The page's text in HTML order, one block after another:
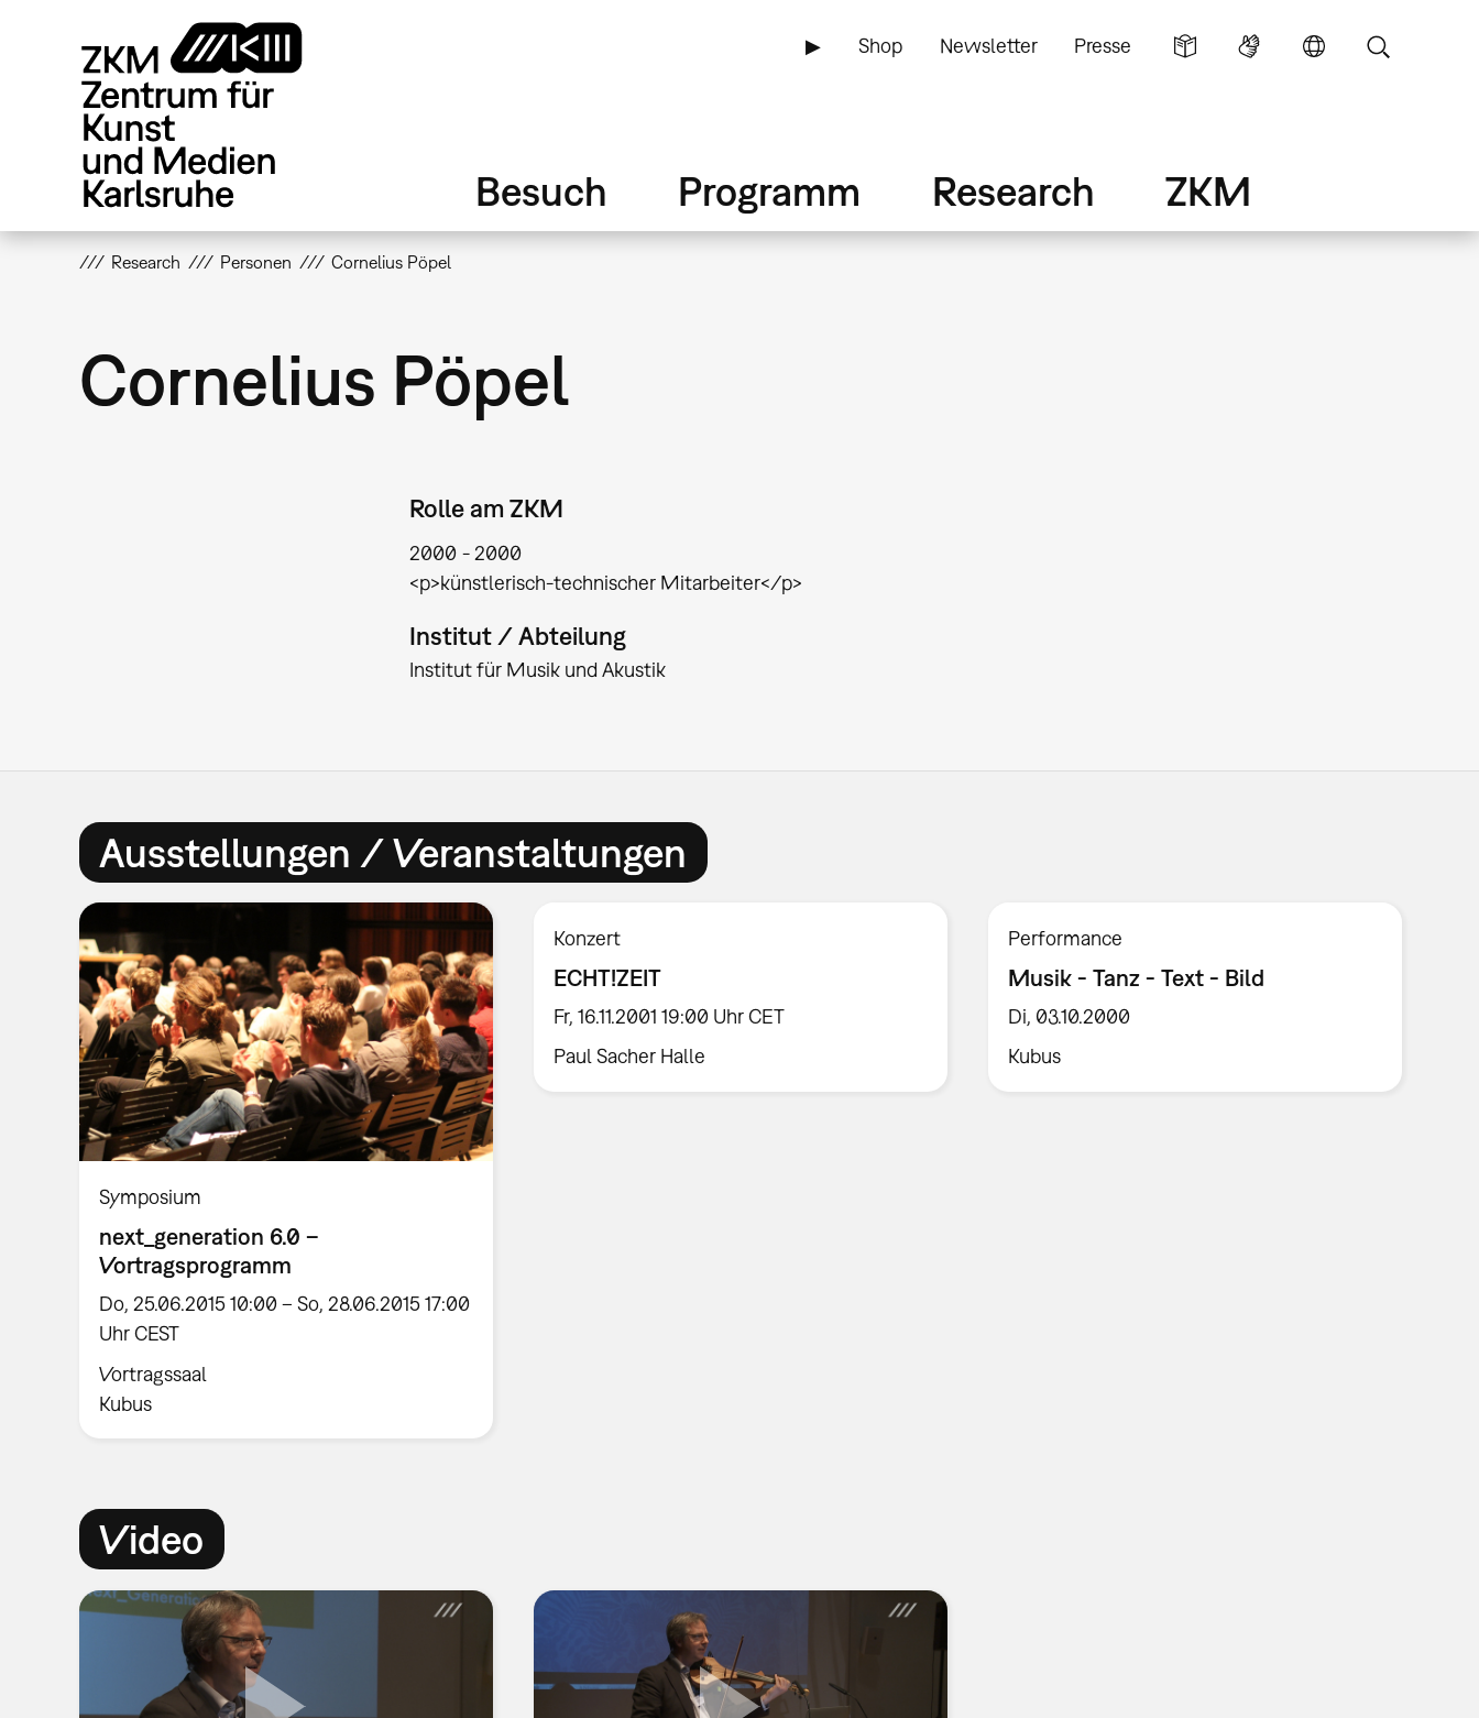
▶ Shop Newsletter Presse
Besuch Programm Research ZKM
Research Personen Cornelius Pöpel
Cornelius Pöpel
Rolle am ZKM
2000
2000
<p>künstlerisch-technischer Mitarbeiter</p>
Institut / Abteilung
Institut für Musik und Akustik
Ausstellungen / Veranstaltungen
Symposium
next_generation 6.0 –
Vortragsprogramm
Do, 25.06.2015 10:00 – So, 28.06.2015 17:00
Uhr CEST
Vortragssaal
Kubus
Konzert
ECHT!ZEIT
Fr, 16.11.2001 19:00 Uhr CET
Paul Sacher Halle
Performance
Musik - Tanz - Text - Bild
Di, 03.10.2000
Kubus
Video